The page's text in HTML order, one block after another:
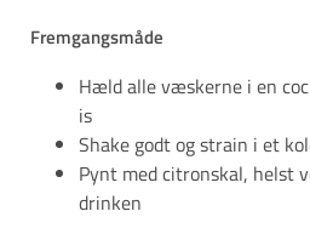
Fremgangsmåde
Hæld alle væskerne i en
is
Shake godt og strain i et
Pynt med citronskal, helst
drinken